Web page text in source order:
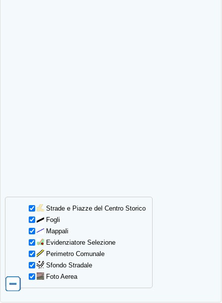
Strade e Piazze del Centro Storico
Fogli
Mappali
Evidenziatore Selezione
Perimetro Comunale
Sfondo Stradale
Foto Aerea